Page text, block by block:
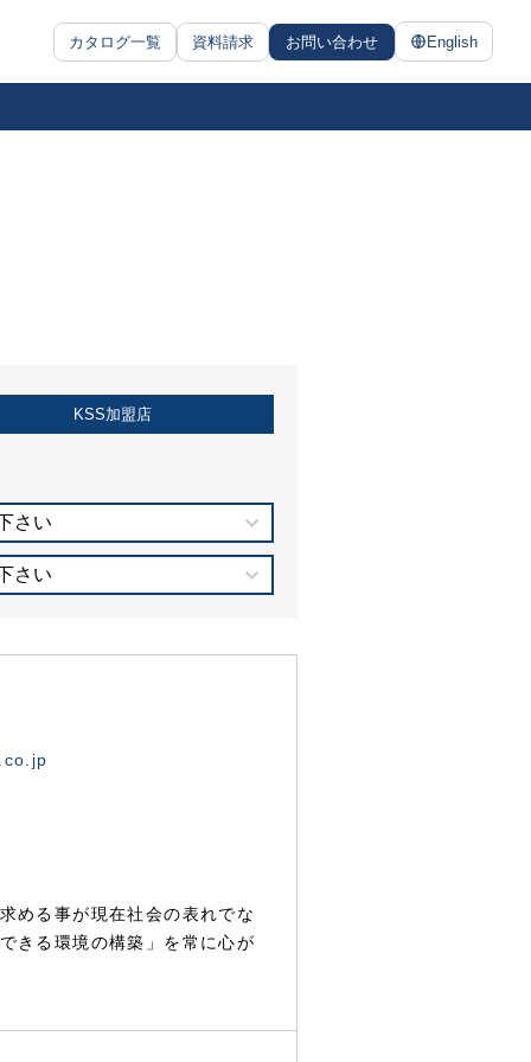
カタログ一覧 資料請求 お問い合わせ English
KSS加盟店
さい
さい
める事が現在社会の表れでな
きる環境の構築」を常に心が